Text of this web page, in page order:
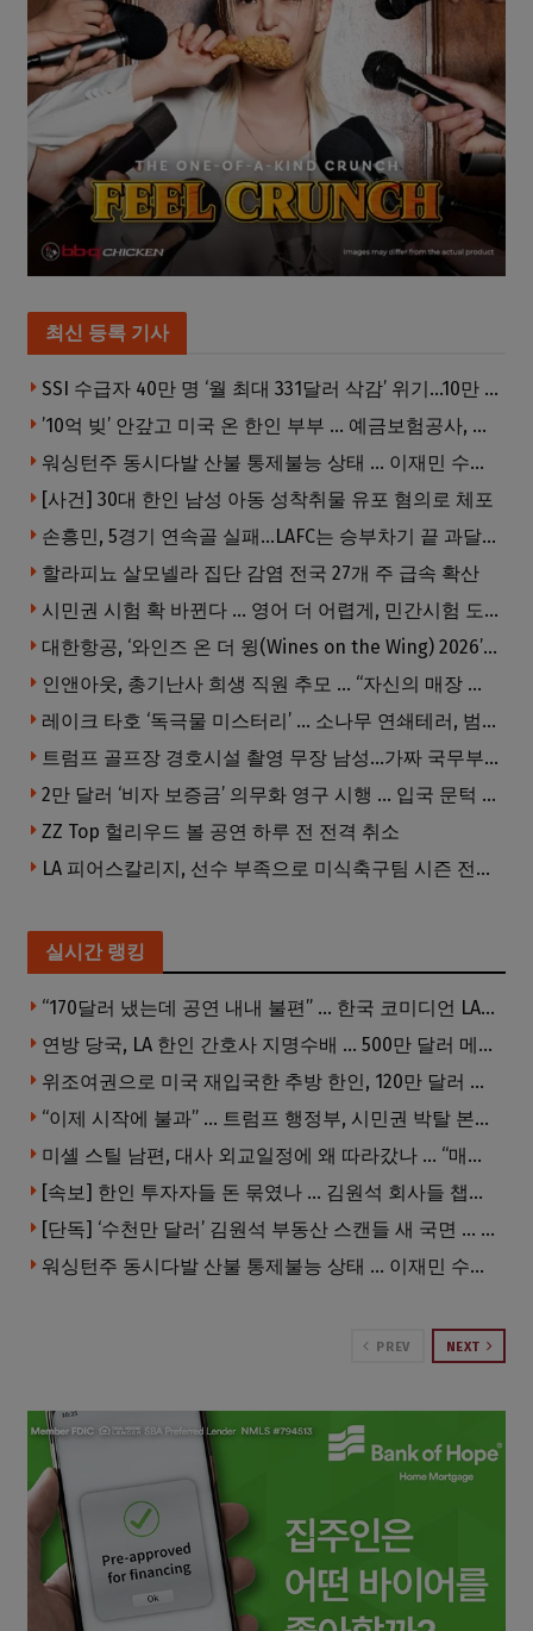
최신 등록 기사
SSI 수급자 40만 명 ‘월 최대 331달러 삭감’ 위기…10만 명은 수급자격 상실
’10억 빚’ 안갚고 미국 온 한인 부부 … 예금보험공사, 미국서 소송
워싱턴주 동시다발 산불 통제불능 상태 … 이재민 수십만명
[사건] 30대 한인 남성 아동 성착취물 유포 혐의로 체포
손흥민, 5경기 연속골 실패…LAFC는 승부차기 끝 과달라하라 격파
할라피뇨 살모넬라 집단 감염 전국 27개 주 급속 확산
시민권 시험 확 바뀐다 … 영어 더 어렵게, 민간시험 도입 추진
대한항공, ‘와인즈 온 더 윙(Wines on the Wing) 2026’ 5개 부문 수상
인앤아웃, 총기난사 희생 직원 추모 … “자신의 매장 운영이 꿈이었다”
레이크 타호 ‘독극물 미스터리’ … 소나무 연쇄테러, 범인 오리무중
트럼프 골프장 경호시설 촬영 무장 남성…가짜 국무부 직원 행세까지
2만 달러 ‘비자 보증금’ 의무화 영구 시행 … 입국 문턱 더 높아진다.
ZZ Top 헐리우드 볼 공연 하루 전 전격 취소
LA 피어스칼리지, 선수 부족으로 미식축구팀 시즌 전격 중단
실시간 랭킹
“170달러 냈는데 공연 내내 불편” … 한국 코미디언 LA공연, 음향 불량에 외모 비하 개그 논란
연방 당국, LA 한인 간호사 지명수배 … 500만 달러 메디캐어 사기, 선고 직전 한국 도주
위조여권으로 미국 재입국한 추방 한인, 120만 달러 은행 사기 행각
“이제 시작에 불과” … 트럼프 행정부, 시민권 박탈 본격화
미셸 스틸 남편, 대사 외교일정에 왜 따라갔나 … “매우 이례적”
[속보] 한인 투자자들 돈 묶였나 … 김원석 회사들 챕터7 강제파산·자진파산 잇따라 신청
[단독] ‘수천만 달러’ 김원석 부동산 스캔들 새 국면 … 한인 투자자들 소송 잇따라 ‘디폴트’ 절차
워싱턴주 동시다발 산불 통제불능 상태 … 이재민 수십만명
PREV NEXT